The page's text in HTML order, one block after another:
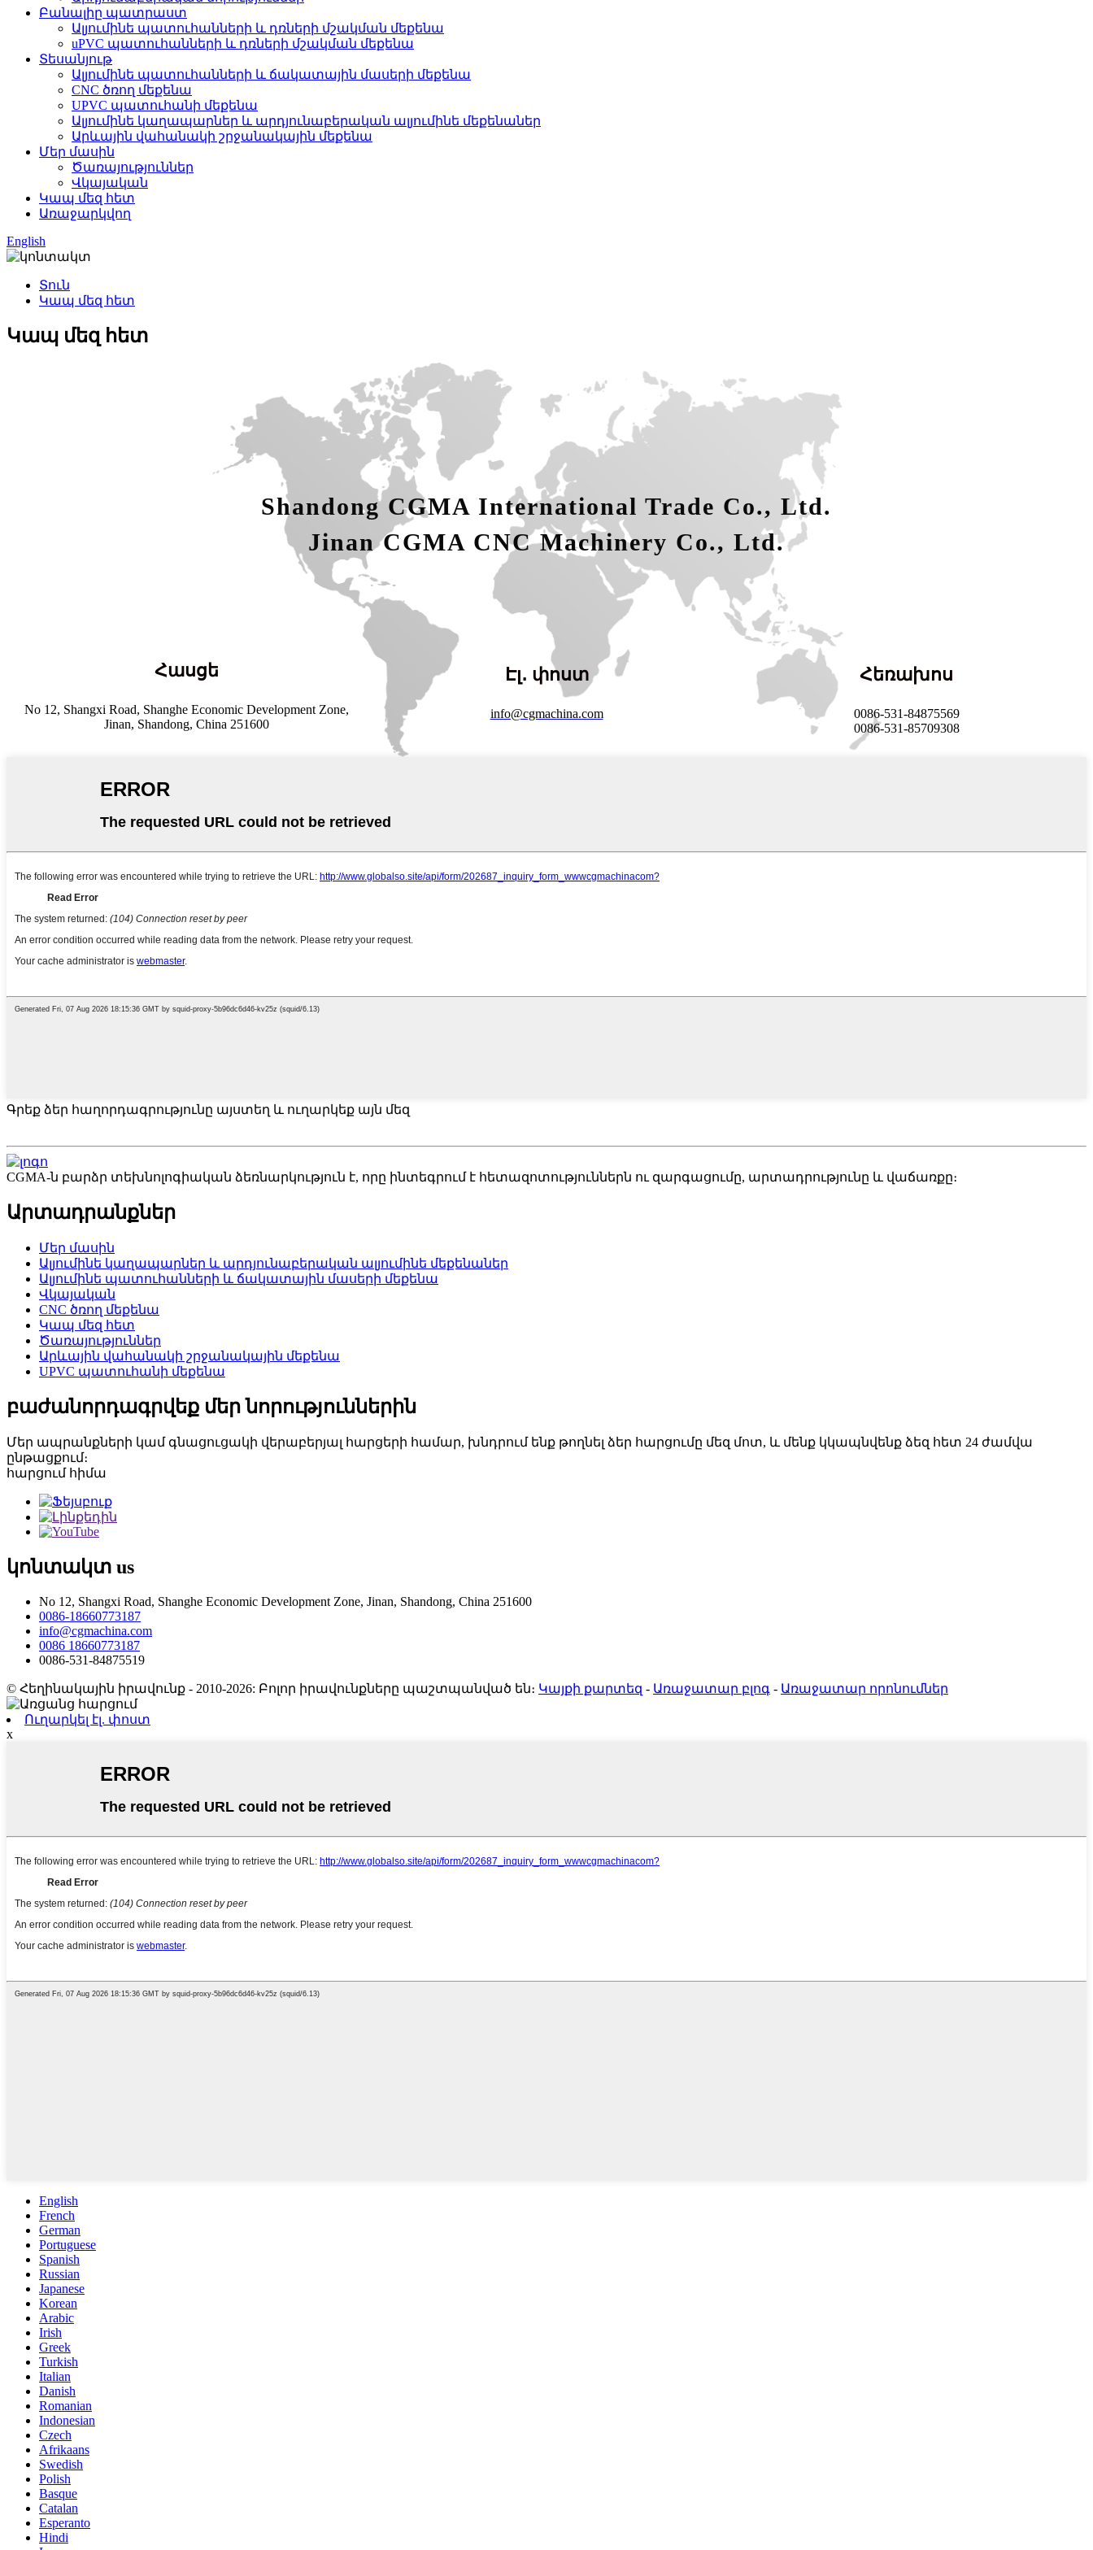
Բանալիը պատրաստ
Ալյումինե պատուհանների և դռների մշակման մեքենա
uPVC պատուհանների և դռների մշակման մեքենա
Տեսանյութ
Ալյումինե պատուհանների և ճակատային մասերի մեքենա
CNC ծռող մեքենա
UPVC պատուհանի մեքենա
Ալյումինե կաղապարներ և արդյունաբերական ալյումինե մեքենաներ
Արևային վահանակի շրջանակային մեքենա
Մեր մասին
Ծառայություններ
Վկայական
Կապ մեզ հետ
Առաջարկվող
English
Տուն
Կապ մեզ հետ
Կապ մեզ հետ
Shandong CGMA International Trade Co., Ltd.
Jinan CGMA CNC Machinery Co., Ltd.
Հասցե
No 12, Shangxi Road, Shanghe Economic Development Zone,
Jinan, Shandong, China 251600
Էլ․ փոստ
info@cgmachina.com
Հեռախոս
0086-531-84875569
0086-531-85709308
Գրեք ձեր հաղորդագրությունը այստեղ և ուղարկեք այն մեզ
CGMA-ն բարձր տեխնոլոգիական ձեռնարկություն է, որը ինտեգրում է հետազոտություններն ու զարգացումը, արտադրությունը և վաճառքը։
Արտադրանքներ
Մեր մասին
Ալյումինե կաղապարներ և արդյունաբերական ալյումինե մեքենաներ
Ալյումինե պատուհանների և ճակատային մասերի մեքենա
Վկայական
CNC ծռող մեքենա
Կապ մեզ հետ
Ծառայություններ
Արևային վահանակի շրջանակային մեքենա
UPVC պատուհանի մեքենա
բաժանորդագրվեք մեր նորություններին
Մեր ապրանքների կամ գնացուցակի վերաբերյալ հարցերի համար, խնդրում ենք թողնել ձեր հարցումը մեզ մոտ, և մենք կկապնվենք ձեզ հետ 24 ժամվա
ընթացքում։
հարցում հիմա
կոնտակտ us
No 12, Shangxi Road, Shanghe Economic Development Zone, Jinan, Shandong, China 251600
0086-18660773187
info@cgmachina.com
0086 18660773187
0086-531-84875519
© Հեղինակային իրավունք - 2010-2026: Բոլոր իրավունքները պաշտպանված են։ Կայքի քարտեզ - Առաջատար բլոգ - Առաջատար որոնումներ
Ուղարկել էլ. փոստ
x
English
French
German
Portuguese
Spanish
Russian
Japanese
Korean
Arabic
Irish
Greek
Turkish
Italian
Danish
Romanian
Indonesian
Czech
Afrikaans
Swedish
Polish
Basque
Catalan
Esperanto
Hindi